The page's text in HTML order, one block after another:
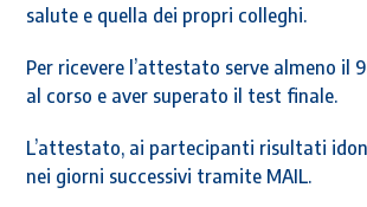
salute e quella dei propri colleghi.
Per ricevere l’attestato serve almeno il
al corso e aver superato il test finale.
L’attestato, ai partecipanti risultati
nei giorni successivi tramite MAIL.